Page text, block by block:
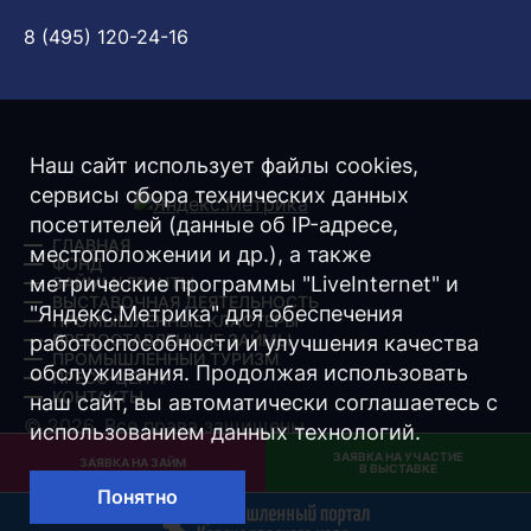
ЗАЯВКА НА ЗАЙМ
ЗАЯВКА НА УЧАСТИЕ
В ВЫСТАВКЕ
8 (495) 120-24-16
ГЛАВНАЯ
ФОНД
ЗАЙМЫ/ ГРАНТЫ
ВЫСТАВОЧНАЯ ДЕЯТЕЛЬНОСТЬ
ПРОМЫШЛЕННЫЕ КЛАСТЕРЫ
ПРЕДОСТАВЛЕННЫЕ ЗАЙМЫ
ПРОМЫШЛЕННЫЙ ТУРИЗМ
ПРЕСС-ЦЕНТР
КОНТАКТЫ
© 2026. Все права защищены.
Разработка -Интернет-Имидж
Наш сайт использует файлы cookies,
сервисы сбора технических данных
посетителей (данные об IP-адресе,
местоположении и др.), а также
метрические программы "LiveInternet" и
"Яндекс.Метрика" для обеспечения
работоспособности и улучшения качества
обслуживания. Продолжая использовать
наш сайт, вы автоматически соглашаетесь с
использованием данных технологий.
Понятно